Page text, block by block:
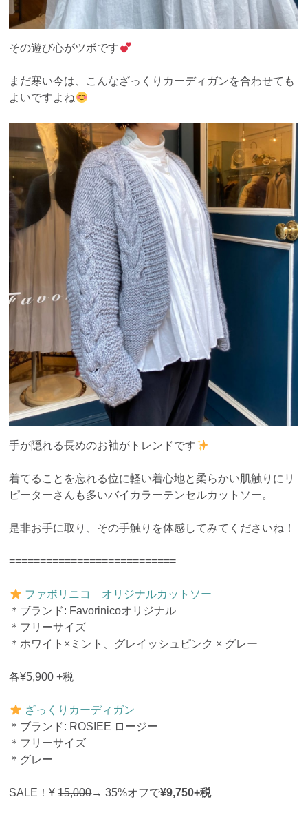
その遊び心がツボです
まだ寒い今は、こんなざっくりカーディガンを合わせても
よいですよね
手が隠れる長めのお袖がトレンドです
着てることを忘れる位に軽い着心地と柔らかい肌触りにリ
ピーターさんも多いバイカラーテンセルカットソー。
是非お手に取り、その手触りを体感してみてくださいね！
===========================
ファボリニコ オリジナルカットソー
＊ブランド: Favorinicoオリジナル
＊フリーサイズ
＊ホワイト×ミント、グレイッシュピンク × グレー
各¥5,900 +税
ざっくりカーディガン
＊ブランド: ROSIEE ロージー
＊フリーサイズ
＊グレー
SALE！¥15,000→ 35%オフで¥9,750+税